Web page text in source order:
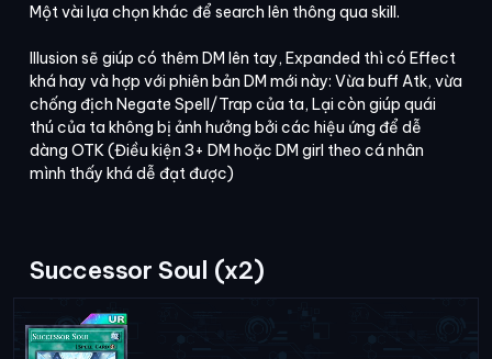
Một vài lựa chọn khác để search lên thông qua skill.
Illusion sẽ giúp có thêm DM lên tay, Expanded thì có Effect
khá hay và hợp với phiên bản DM mới này: Vừa buff Atk, vừa
chống địch Negate Spell/Trap của ta, Lại còn giúp quái
thú của ta không bị ảnh hưởng bởi các hiệu ứng để dễ
dàng OTK (Điều kiện 3+ DM hoặc DM girl theo cá nhân
mình thấy khá dễ đạt được)
Successor Soul (x2)